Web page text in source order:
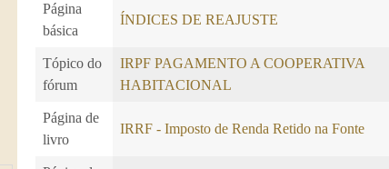
Página
básica
ÍNDICES DE REAJUSTE
Tópico do
fórum
IRPF PAGAMENTO A COOPERATIVA
HABITACIONAL
Página de
livro
IRRF - Imposto de Renda Retido na Fonte